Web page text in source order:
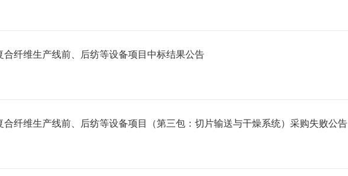
纤维生产线前、后纺等设备项目中标结果公告
纤维生产线前、后纺等设备项目（第三包：切片输送与干燥系统）采购失败公告